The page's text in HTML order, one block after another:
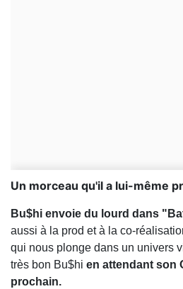
Un morceau qu'il a lui-même
Bu$hi envoie du lourd dans
aussi à la prod et à la co-
qui nous plonge dans un univers
très bon Bu$hi en attendant son
prochain.